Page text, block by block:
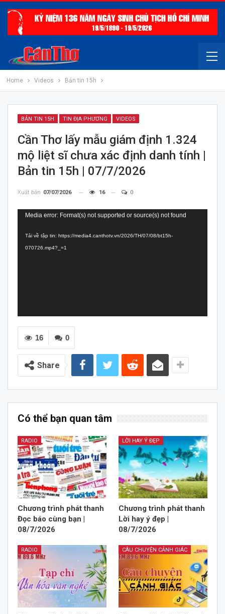
Home Videos Bản tin 15h
BẢN TIN 15H TIN ĐỊA PHƯƠNG VIDEOS
Cần Thơ lấy mẫu giám định 1.324
mộ liệt sĩ chưa xác định danh tính |
Bản tin 15h | 07/7/2026
Xuất bản 07/07/2026 16 0
Trình
Video
Media error: Format(s) not supported or source(s) not found
Tải về tập tin: https://media4.canthotv.vn/2026/TH/07/08/bt15h-
070726.mp4?_=1
0
16
Share
Có thể bạn quan tâm
RADIO
Chương trình phát thanh
Đọc báo cùng bạn |
08/7/2026
LỜI HAY Ý ĐẸP
Chương trình phát thanh
Lời hay ý đẹp |
08/7/2026
RADIO CÂU CHUYỆN CẢNH GIÁC